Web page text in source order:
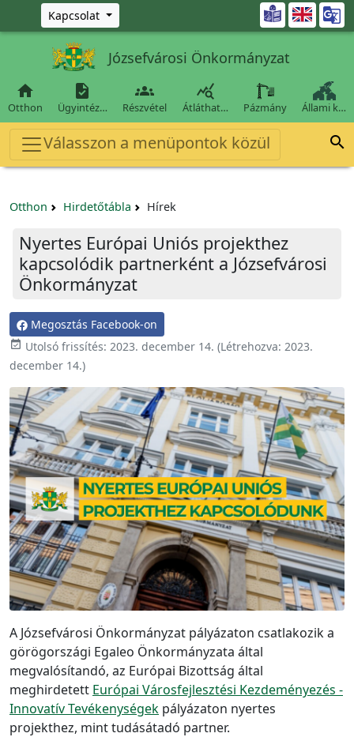
Ugrás a fő tartalomra
Kapcsolat 
Józsefvárosi Önkormányzat

Otthon

Ügyintéz…

Részvétel

Átláthat… Pázmány Állami k…
Válasszon a menüpontok közül 
Otthon Hirdetőtábla Hírek
Nyertes Európai Uniós projekthez
kapcsolódik partnerként a Józsefvárosi
Önkormányzat
Megosztás Facebook-on
 Utolsó frissítés: 2023. december 14. (Létrehozva: 2023.
december 14.)
A Józsefvárosi Önkormányzat pályázaton csatlakozik a
görögországi Egaleo Önkormányzata által
megvalósítandó, az Európai Bizottság által
meghirdetett Európai Városfejlesztési Kezdeményezés -
Innovatív Tevékenységek pályázaton nyertes
projekthez, mint tudásátadó partner.